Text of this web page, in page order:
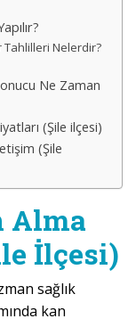
Nelerdir?
Ne Zaman
(Şile ilçesi)
(Şile
Alma
İlçesi)
sağlık
kan